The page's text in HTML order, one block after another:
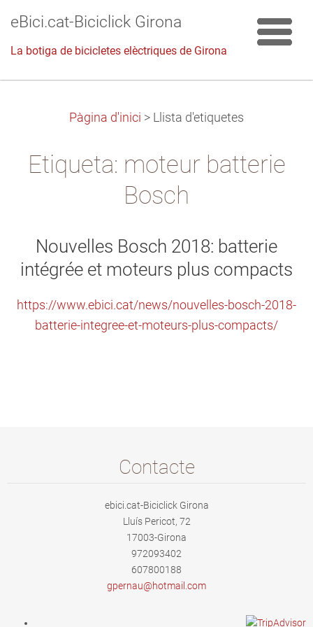
eBici.cat-Biciclick Girona
La botiga de bicicletes elèctriques de Girona
Pàgina d'inici > Llista d'etiquetes
Etiqueta: moteur batterie
Bosch
Nouvelles Bosch 2018: batterie
intégrée et moteurs plus compacts
https://www.ebici.cat/news/nouvelles-bosch-2018-
batterie-integree-et-moteurs-plus-compacts/
Contacte
ebici.cat-Biciclick Girona
Lluís Pericot, 72
17003-Girona
972093402
607800188
gpernau@hotmail. com